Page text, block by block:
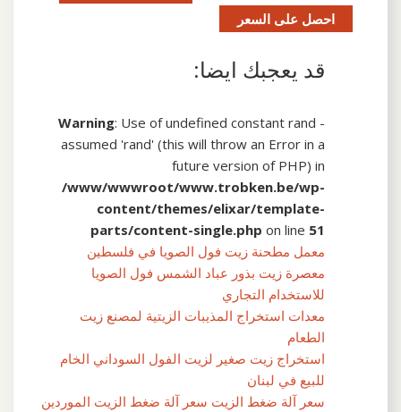
احصل على السعر
قد يعجبك ايضا:
Warning: Use of undefined constant rand -
assumed 'rand' (this will throw an Error in a
future version of PHP) in
/www/wwwroot/www.trobken.be/wp-
content/themes/elixar/template-
parts/content-single.php on line 51
معمل مطحنة زيت فول الصويا في فلسطين
معصرة زيت بذور عباد الشمس فول الصويا
للاستخدام التجاري
معدات استخراج المذيبات الزيتية لمصنع زيت
الطعام
استخراج زيت صغير لزيت الفول السوداني الخام
للبيع في لبنان
سعر آلة ضغط الزيت سعر آلة ضغط الزيت الموردين